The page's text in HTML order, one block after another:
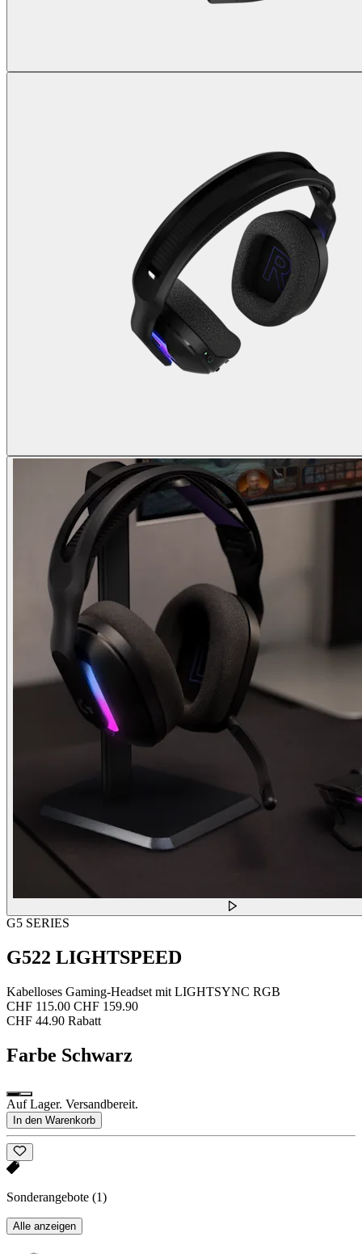
G5 SERIES
G522 LIGHTSPEED
Kabelloses Gaming-Headset mit LIGHTSYNC RGB
CHF 115.00 CHF 159.90
CHF 44.90 Rabatt
Farbe Schwarz
Auf Lager. Versandbereit.
In den Warenkorb
Sonderangebote (1)
Alle anzeigen